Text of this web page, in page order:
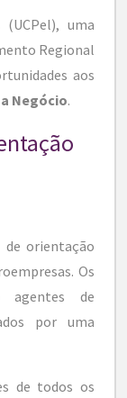
uma
Regional
aos
Negócio.
orientação
Os
agentes de
por uma
de todos os